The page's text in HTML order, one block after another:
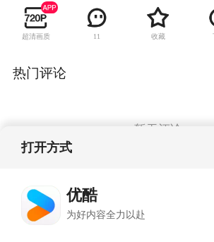
让家乡脱贫致富奔小康的
染严重的水泥厂、扶贫、
地拆迁和回迁、联营养殖
超清画质 11 收藏
热门评论
暂无评论
打开方式
优酷
为好内容全力以赴